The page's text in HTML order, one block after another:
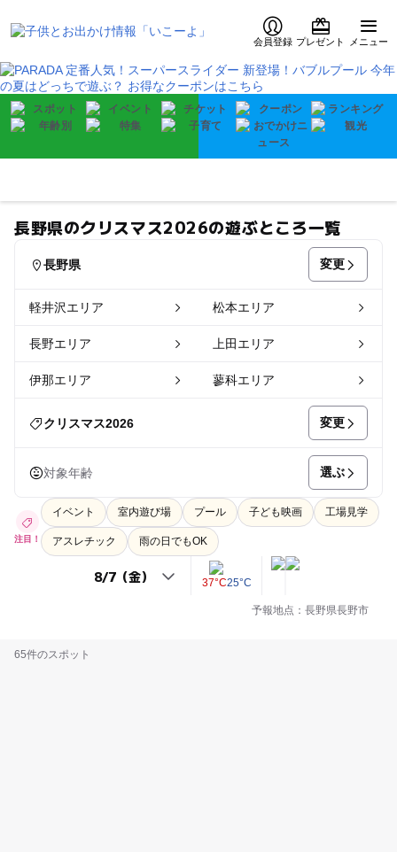
会員登録 プレゼント メニュー
長野県のクリスマス2026の遊ぶところ一覧
長野県 変更
軽井沢エリア 松本エリア
長野エリア 上田エリア
伊那エリア 蓼科エリア
クリスマス2026 変更
対象年齢 選ぶ
注目！
イベント 室内遊び場 プール 子ども映画 工場見学
アスレチック 雨の日でもOK
37°C25°C
予報地点：長野県長野市
65件のスポット